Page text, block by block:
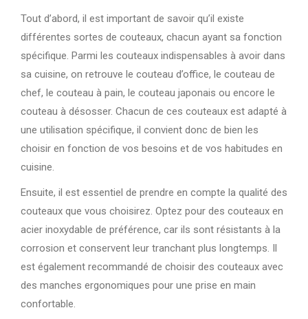
Tout d’abord, il est important de savoir qu’il existe
différentes sortes de couteaux, chacun ayant sa fonction
spécifique. Parmi les couteaux indispensables à avoir dans
sa cuisine, on retrouve le couteau d’office, le couteau de
chef, le couteau à pain, le couteau japonais ou encore le
couteau à désosser. Chacun de ces couteaux est adapté à
une utilisation spécifique, il convient donc de bien les
choisir en fonction de vos besoins et de vos habitudes en
cuisine.
Ensuite, il est essentiel de prendre en compte la qualité des
couteaux que vous choisirez. Optez pour des couteaux en
acier inoxydable de préférence, car ils sont résistants à la
corrosion et conservent leur tranchant plus longtemps. Il
est également recommandé de choisir des couteaux avec
des manches ergonomiques pour une prise en main
confortable.